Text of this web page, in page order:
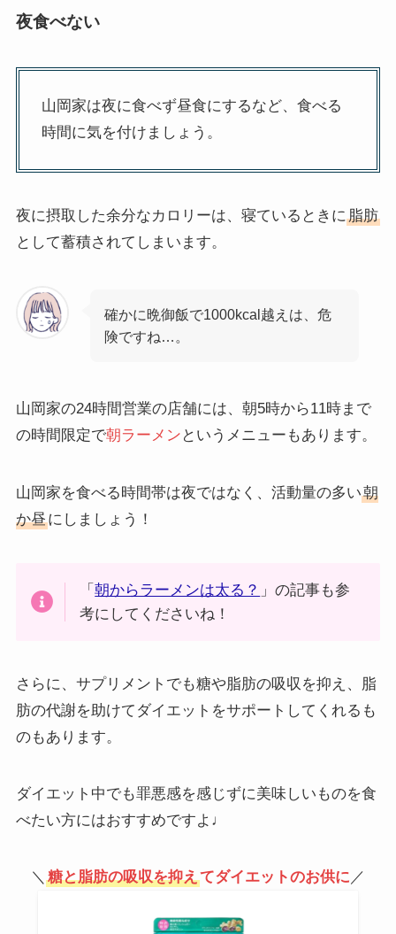
夜食べない
山岡家は夜に食べず昼食にするなど、食べる
時間に気を付けましょう。
夜に摂取した余分なカロリーは、寝ているときに脂肪
として蓄積されてしまいます。
確かに晩御飯で1000kcal越えは、危
険ですね…。
山岡家の24時間営業の店舗には、朝5時から11時まで
の時間限定で朝ラーメン というメニューもあります。
山岡家を食べる時間帯は夜ではなく、活動量の多い朝
か昼にしましょう！
「朝からラーメンは太る？ 」の記事も参
考にしてくださいね！
さらに、サプリメントでも糖や脂肪の吸収を抑え、脂
肪の代謝を助けてダイエットをサポートしてくれるも
のもあります。
ダイエット中でも罪悪感を感じずに美味しいものを食
べたい方にはおすすめですよ♩
＼ 糖と脂肪の吸収を抑えてダイエットのお供に ／